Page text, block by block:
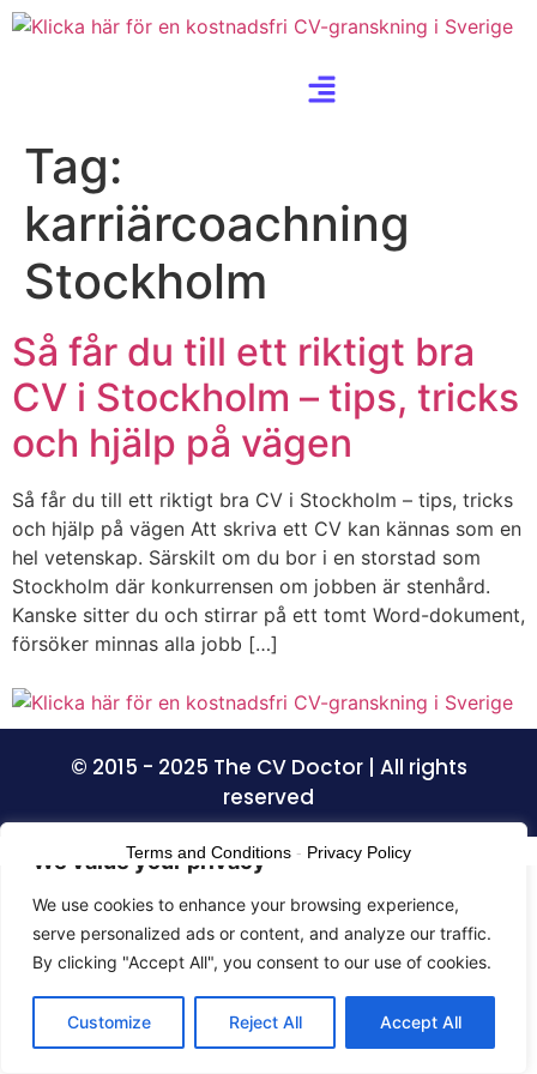
We value your privacy
We use cookies to enhance your browsing experience,
serve personalized ads or content, and analyze our traffic.
By clicking "Accept All", you consent to our use of cookies.
Customize Reject All Accept All
Tag:
karriärcoachning
Stockholm
Så får du till ett riktigt bra
CV i Stockholm – tips, tricks
och hjälp på vägen
Så får du till ett riktigt bra CV i Stockholm – tips, tricks
och hjälp på vägen Att skriva ett CV kan kännas som en
hel vetenskap. Särskilt om du bor i en storstad som
Stockholm där konkurrensen om jobben är stenhård.
Kanske sitter du och stirrar på ett tomt Word-dokument,
försöker minnas alla jobb […]
© 2015 - 2025 The CV Doctor | All rights
reserved
Terms and Conditions - Privacy Policy